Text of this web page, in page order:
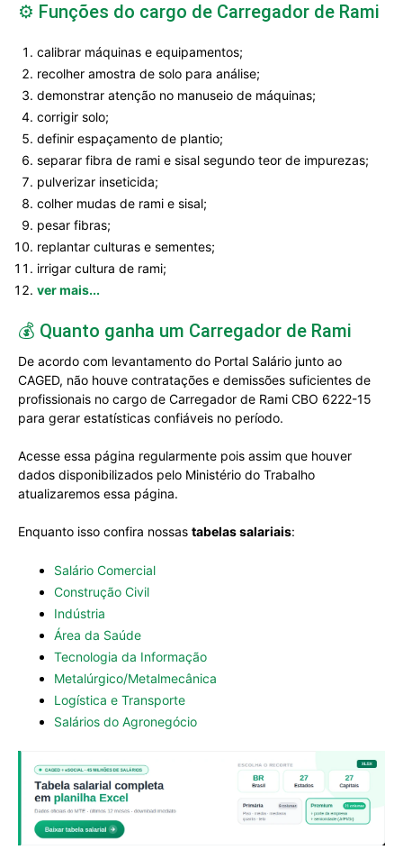
⚙️ Funções do cargo de Carregador de Rami
calibrar máquinas e equipamentos;
recolher amostra de solo para análise;
demonstrar atenção no manuseio de máquinas;
corrigir solo;
definir espaçamento de plantio;
separar fibra de rami e sisal segundo teor de impurezas;
pulverizar inseticida;
colher mudas de rami e sisal;
pesar fibras;
replantar culturas e sementes;
irrigar cultura de rami;
ver mais...
💰 Quanto ganha um Carregador de Rami
De acordo com levantamento do Portal Salário junto ao
CAGED, não houve contratações e demissões suficientes de
profissionais no cargo de Carregador de Rami CBO 6222-15
para gerar estatísticas confiáveis no período.
Acesse essa página regularmente pois assim que houver
dados disponibilizados pelo Ministério do Trabalho
atualizaremos essa página.
Enquanto isso confira nossas tabelas salariais:
Salário Comercial
Construção Civil
Indústria
Área da Saúde
Tecnologia da Informação
Metalúrgico/Metalmecânica
Logística e Transporte
Salários do Agronegócio